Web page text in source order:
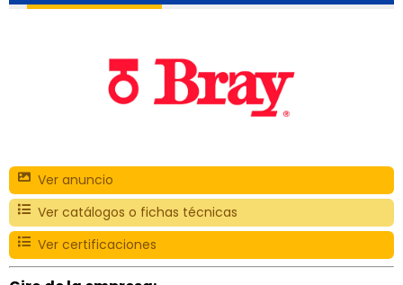
Ver anuncio
Ver catálogos o fichas técnicas
Ver certificaciones